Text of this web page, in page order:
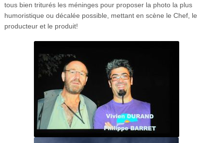
tous bien triturés les méninges pour proposer la photo la plus
humoristique ou décalée possible, mettant en scène le Chef, le
producteur et le produit!